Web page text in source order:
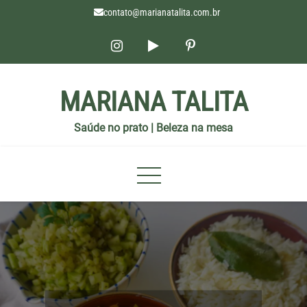
contato@marianatalita.com.br
MARIANA TALITA
Saúde no prato | Beleza na mesa